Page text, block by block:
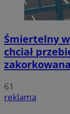
Śmiertelny
chciał
61
reklama